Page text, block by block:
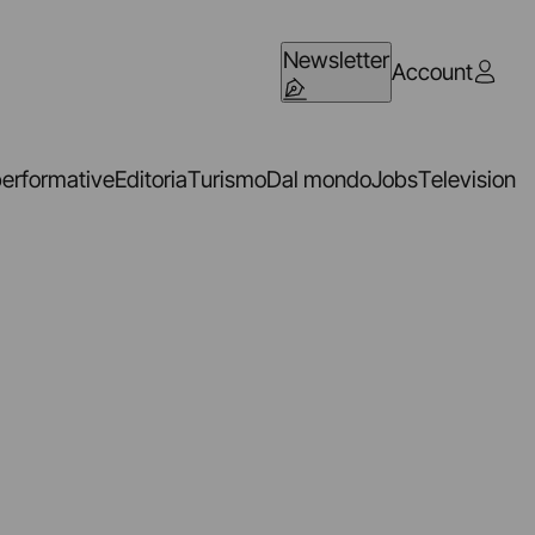
NewsletterAccount
EditoriaTurismoDal mondoJobsTelevision